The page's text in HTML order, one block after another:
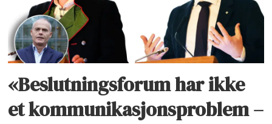
«Beslutningsforum har ikke
et kommunikasjonsproblem –